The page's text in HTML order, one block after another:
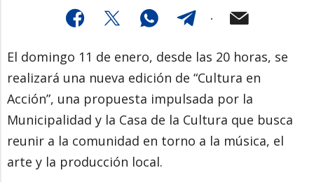
El domingo 11 de enero, desde las 20 horas, se
realizará una nueva edición de “Cultura en
Acción”, una propuesta impulsada por la
Municipalidad y la Casa de la Cultura que busca
reunir a la comunidad en torno a la música, el
arte y la producción local.